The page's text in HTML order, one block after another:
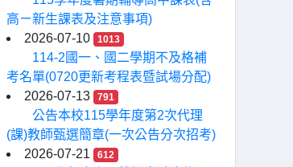
高ㄧ新生課表及注意事項)
2026-07-10
1013
114-2國一、國二學期不及格補
考名單(0720更新考程表暨試場分配)
2026-07-13
791
公告本校115學年度第2次代理
(課)教師甄選簡章(一次公告分次招考)
2026-07-21
612